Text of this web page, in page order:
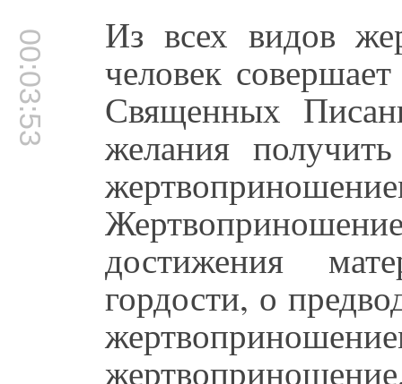
00:03:53 Из всех видов
человек
Священных
желания
достижения
гордости, о